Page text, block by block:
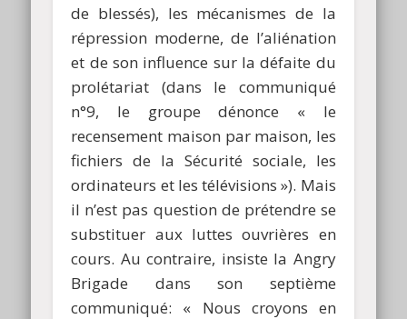
de blessés), les mécanismes de la
répression moderne, de l’aliénation
et de son influence sur la défaite du
prolétariat (dans le communiqué
n°9, le groupe dénonce « le
recensement maison par maison, les
fichiers de la Sécurité sociale, les
ordinateurs et les télévisions »). Mais
il n’est pas question de prétendre se
substituer aux luttes ouvrières en
cours. Au contraire, insiste la Angry
Brigade dans son septième
communiqué: « Nous croyons en